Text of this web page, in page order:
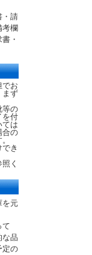
・請
考欄
・
でお
まず
等の
を付
ては
合の
き
く
を元
て
な品
定の